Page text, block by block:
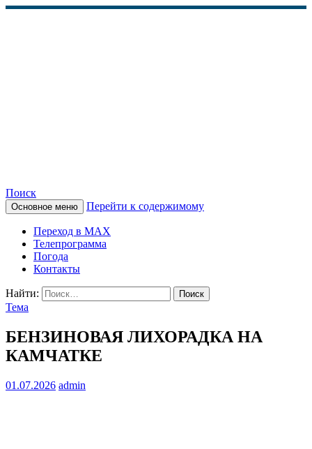
КАМЧАТСКОЕ
ИНФОРМАЦИОННОЕ
АГЕНТСТВО (КИА
«ВЕСТИ»)
Поиск
Основное меню Перейти к содержимому
Переход в MAX
Телепрограмма
Погода
Контакты
Найти:
Тема
БЕНЗИНОВАЯ ЛИХОРАДКА НА
КАМЧАТКЕ
01.07.2026 admin